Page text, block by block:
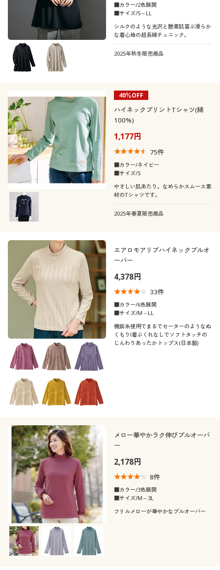
■カラー/2色展開
■サイズ/S～LL
シルクのような光沢と艶素肌喜ぶ滑らか
な着心地の超長綿チュニック。
2025年秋冬販売商品
40％OFF
ハイネックプリントTシャツ(綿
100%)
1,177円
75件
■カラー/ネイビー
■サイズ/S
やさしい肌あたり。なめらかスムース素
材のTシャツです。
2025年春夏販売商品
エアロモアリブハイネックプルオ
ーバー
4,378円
33件
■カラー/6色展開
■サイズ/M～LL
機能糸使用でまるでセーターのようなぬ
くもり!着ぶくれなしでソフトタッチの
じんわりあったかトップス(日本製)
メロー華やかラク伸びプルオーバ
ー
2,178円
8件
■カラー/3色展開
■サイズ/M～3L
フリルメローが華やかなプルオーバー